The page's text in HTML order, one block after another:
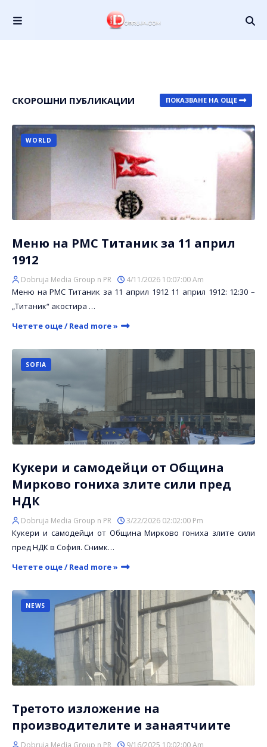
СКОРОШНИ ПУБЛИКАЦИИ ПОКАЗВАНЕ НА ОЩЕ
WORLD
Меню на РМС Титаник за 11 април
1912
Dobruja Media Group n PR 4/11/2026 10:07:00 Am
Меню на РМС Титаник за 11 април 1912 11 април 1912: 12:30 –
„Титаник“ акостира …
Четете още / Read more »
SOFIA
Кукери и самодейци от Община
Мирково гониха злите сили пред
НДК
Dobruja Media Group n PR 3/22/2026 02:02:00 Pm
Кукери и самодейци от Община Мирково гониха злите сили
пред НДК в София. Снимк…
Четете още / Read more »
NEWS
Третото изложение на
производителите и занаятчиите
Dobruja Media Group n PR 9/16/2025 10:02:00 Am